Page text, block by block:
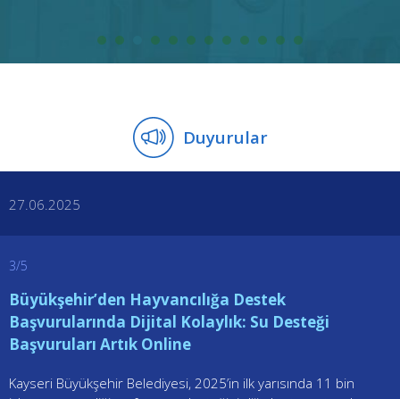
Duyurular
Uygulaması
27 06 2025
3/5
Büyükşehir’den Hayvancılığa Destek
Başvurularında Dijital Kolaylık: Su Desteği
Başvuruları Artık Online
Kayseri Büyükşehir Belediyesi, 2025’in ilk yarısında 11 bin
Pt Sa Çar Pe Cu
1